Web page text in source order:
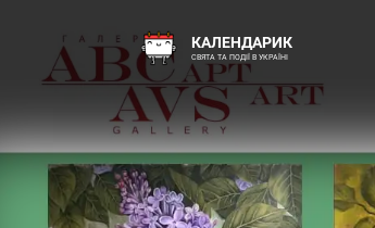
КАЛЕНДАРИК
СВЯТА ТА ПОДІЇ В УКРАЇНІ